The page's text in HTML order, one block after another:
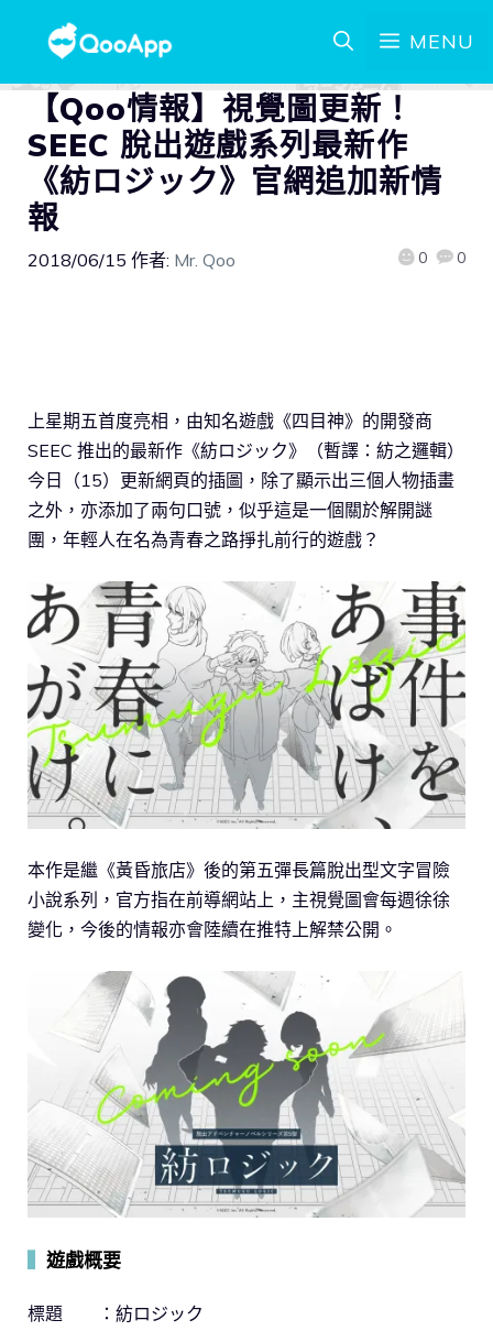
MENU
【Qoo情報】視覺圖更新！
SEEC 脫出遊戲系列最新作
《紡ロジック》官網追加新情
報
2018/06/15 作者: Mr. Qoo 0 0
上星期五首度亮相，由知名遊戲《四目神》的開發商
SEEC 推出的最新作《紡ロジック》（暫譯：紡之邏輯）
今日（15）更新網頁的插圖，除了顯示出三個人物插畫
之外，亦添加了兩句口號，似乎這是一個關於解開謎
團，年輕人在名為青春之路掙扎前行的遊戲？
本作是繼《黃昏旅店》後的第五彈長篇脫出型文字冒險
小說系列，官方指在前導網站上，主視覺圖會每週徐徐
變化，今後的情報亦會陸續在推特上解禁公開。
遊戲概要
標題 ：紡ロジック